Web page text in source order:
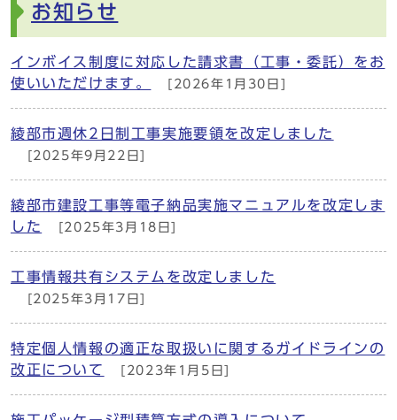
お知らせ
インボイス制度に対応した請求書（工事・委託）をお
使いいただけます。
[2026年1月30日]
綾部市週休2日制工事実施要領を改定しました
[2025年9月22日]
綾部市建設工事等電子納品実施マニュアルを改定しま
した
[2025年3月18日]
工事情報共有システムを改定しました
[2025年3月17日]
特定個人情報の適正な取扱いに関するガイドラインの
改正について
[2023年1月5日]